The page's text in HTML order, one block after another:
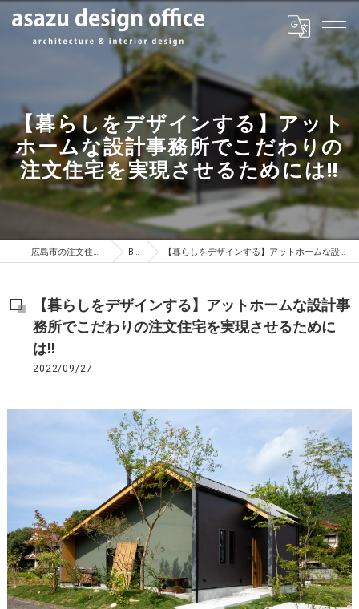
【暮らしをデザインする】アット
ホームな設計事務所でこだわりの
注文住宅を実現させるためには!!
広島市の注文住宅はasazu design office BLOG 【暮らしをデザインする】アットホームな設計事務所でこだわりの注文住宅を実現させるためには!!
【暮らしをデザインする】アットホームな設計事
務所でこだわりの注文住宅を実現させるために
は!!
2022/09/27